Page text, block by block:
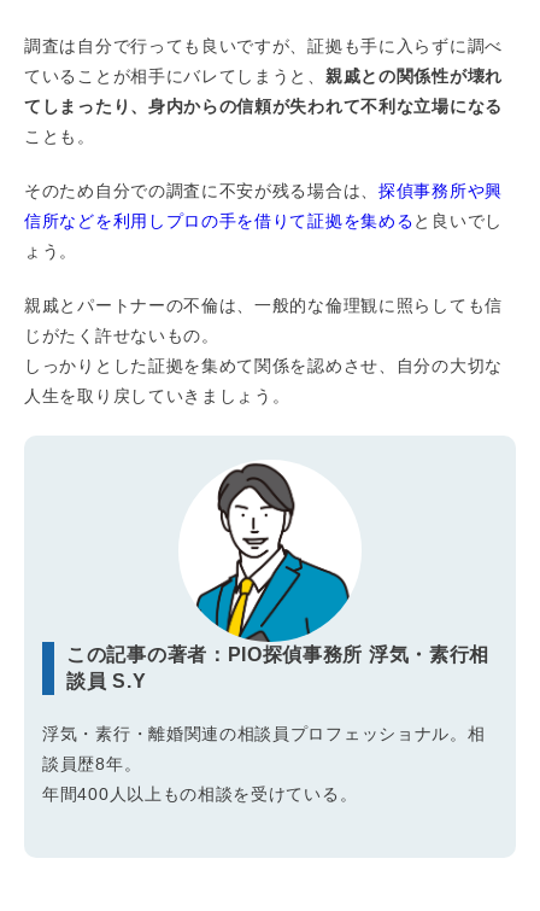
調査は自分で行っても良いですが、証拠も手に入らずに調べ
ていることが相手にバレてしまうと、 親戚との関係性が壊れ
てしまったり、身内からの信頼が失われて不利な立場になる
ことも。
そのため自分での調査に不安が残る場合は、 探偵事務所や興
信所などを利用しプロの手を借りて証拠を集めると良いでし
ょう。
親戚とパートナーの不倫は、一般的な倫理観に照らしても信
じがたく許せないもの。
しっかりとした証拠を集めて関係を認めさせ、自分の大切な
人生を取り戻していきましょう。
この記事の著者：PIO探偵事務所 浮気・素行相
談員 S.Y
浮気・素行・離婚関連の相談員プロフェッショナル。相
談員歴8年。
年間400人以上もの相談を受けている。